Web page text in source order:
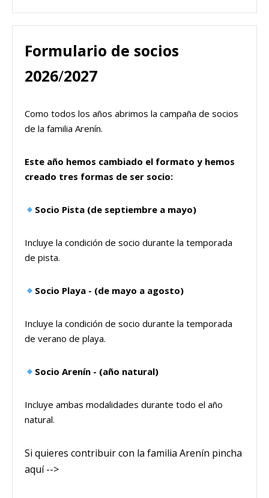
Formulario de socios
2026/2027
Como todos los años abrimos la campaña de socios
de la familia Arenín.
Este año hemos cambiado el formato y hemos
creado tres formas de ser socio:
Socio Pista (de septiembre a mayo)
Incluye la condición de socio durante la temporada
de pista.
Socio Playa - (de mayo a agosto)
Incluye la condición de socio durante la temporada
de verano de playa.
Socio Arenín - (año natural)
Incluye ambas modalidades durante todo el año
natural.
Si quieres contribuir con la familia Arenín pincha
aquí -->